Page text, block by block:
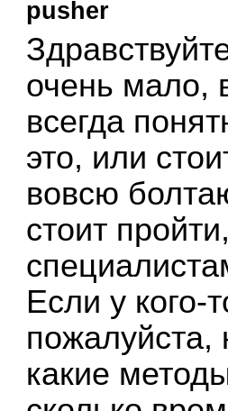
pusher
очень мало,
всегда
это, или
вовсю
стоит
Если у кого-
пожалуйста,
какие